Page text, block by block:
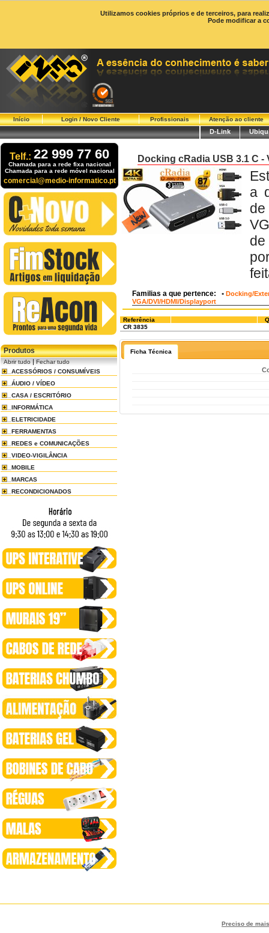
Utilizamos cookies próprios e de terceiros, para
Pode modificar a
Início Login / Novo Cliente Profissionais Atenção ao cliente
D-Link
Telf.: 22 999 77 60
Chamada para a rede fixa nacional
Chamada para a rede móvel nacional
comercial@medio-informatico.pt
Produtos
Abrir tudo|Fechar tudo
ACESSÓRIOS / CONSUMÍVEIS
ÁUDIO / VÍDEO
CASA / ESCRITÓRIO
INFORMÁTICA
ELETRICIDADE
FERRAMENTAS
REDES e COMUNICAÇÕES
VIDEO-VIGILÂNCIA
MOBILE
MARCAS
RECONDICIONADOS
Docking cRadia USB 3.1 C -
a
de
Familias a que pertence: • Docking/
VGA/DVI/HDMI/Displayport
Referência
CR 3835
Ficha Técnica
Preciso de